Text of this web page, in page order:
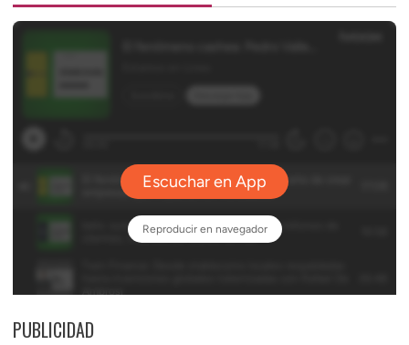
PUBLICIDAD